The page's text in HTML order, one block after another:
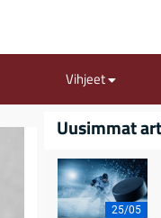
Vihjeet
Uusimmat
25/05